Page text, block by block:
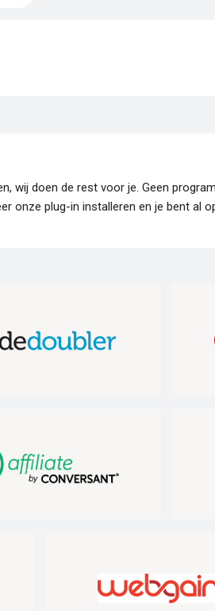
wij doen de rest voor je. Geen
onze plug-in installeren en je bent al